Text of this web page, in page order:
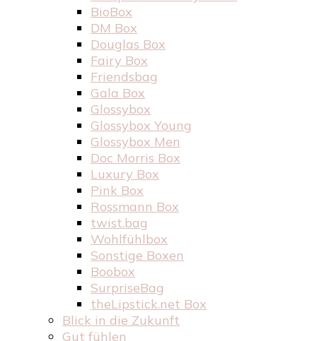
BioBox
DM Box
Douglas Box
Fairy Box
Friendsbag
Gala Box
Glossybox
Glossybox Young
Glossybox Men
Doc Morris Box
Luxury Box
Pink Box
Rossmann Box
twist.bag
Wohlfühlbox
Sonstige Boxen
Boobox
SurpriseBag
theLipstick.net Box
Blick in die Zukunft
Gut fühlen